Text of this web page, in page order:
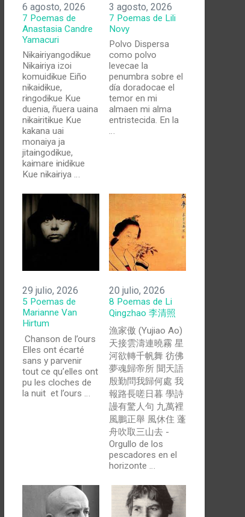
6 agosto, 2026
7 Poemas de
Anastasia Candre
Yamacuri
Nɨkaɨriyangodɨkue
Nɨkaɨriya izoi
komuidɨkue Eiño
nɨkaɨdɨkue,
rɨngodɨkue Kue
duenia, ñuera uaina
nɨkaɨritɨkue Kue
kakana uai
monaiya ja
jitaɨngodɨkue,
kaɨmare ɨnɨdɨkue
Kue nɨkaɨriya …
3 agosto, 2026
7 Poemas de Lili
Novy
Polvo Dispersa
como polvo
levecae la
penumbra sobre el
día doradocae el
temor en mi
almaen mi alma
entristecida. En la
…
29 julio, 2026
5 Poemas de
Marianne Van
Hirtum
Chanson de l’ours
Elles ont écarté
sans y parvenir
tout ce qu’elles ont
pu les cloches de
la nuit et l’ours …
20 julio, 2026
8 Poemas de Li
Qingzhao 李清照
漁家傲 (Yujiao Ao)
天接雲濤連曉霧 星
河欲轉千帆舞 彷佛
夢魂歸帝所 聞天語
殷勤問我歸何處 我
報路長嗟日暮 學詩
謾有驚人句 九萬裡
風鵬正舉 風休住 蓬
舟吹取三山去 -
Orgullo de los
pescadores en el
horizonte …